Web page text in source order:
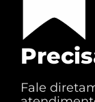
Fale